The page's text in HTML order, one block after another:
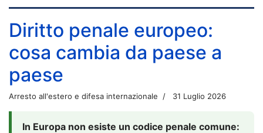
Diritto penale europeo:
cosa cambia da paese a
paese
Arresto all'estero e difesa internazionale 31 Luglio 2026
In Europa non esiste un codice penale comune: